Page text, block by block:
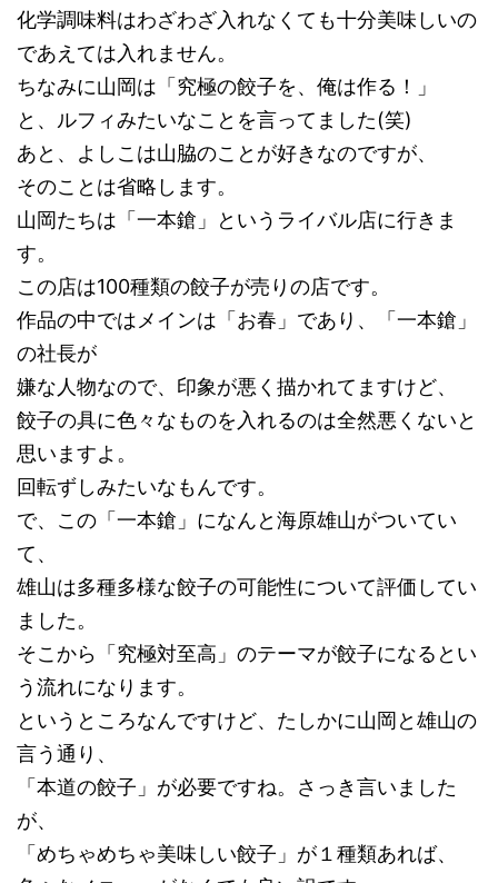
化学調味料はわざわざ入れなくても十分美味しいの
であえては入れません。
ちなみに山岡は「究極の餃子を、俺は作る！」
と、ルフィみたいなことを言ってました(笑)
あと、よしこは山脇のことが好きなのですが、
そのことは省略します。
山岡たちは「一本鎗」というライバル店に行きま
す。
この店は100種類の餃子が売りの店です。
作品の中ではメインは「お春」であり、「一本鎗」
の社長が
嫌な人物なので、印象が悪く描かれてますけど、
餃子の具に色々なものを入れるのは全然悪くないと
思いますよ。
回転ずしみたいなもんです。
で、この「一本鎗」になんと海原雄山がついてい
て、
雄山は多種多様な餃子の可能性について評価してい
ました。
そこから「究極対至高」のテーマが餃子になるとい
う流れになります。
というところなんですけど、たしかに山岡と雄山の
言う通り、
「本道の餃子」が必要ですね。さっき言いました
が、
「めちゃめちゃ美味しい餃子」が１種類あれば、